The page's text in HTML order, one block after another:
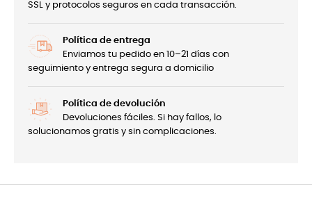
SSL y protocolos seguros en cada transacción.
Política de entrega
Enviamos tu pedido en 10–21 días con
seguimiento y entrega segura a domicilio
Política de devolución
Devoluciones fáciles. Si hay fallos, lo
solucionamos gratis y sin complicaciones.